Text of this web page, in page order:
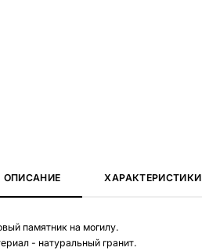
ОПИСАНИЕ ХАРАКТЕРИСТИКИ
памятник на могилу.
- натуральный гранит.